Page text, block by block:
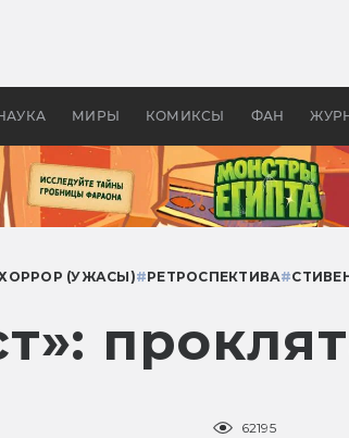
МИРЫ КОМИКСЫ ФАН
в России —
бы
(УЖАСЫ)#РЕТРОСПЕКТИВА#
62195